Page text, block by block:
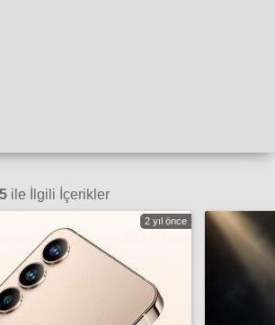
ile İlgili İçerikler
2 yıl önce